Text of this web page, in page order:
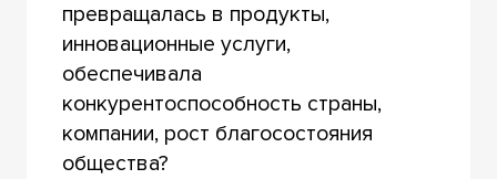
превращалась в продукты,
инновационные услуги,
обеспечивала
конкурентоспособность страны,
компании, рост благосостояния
общества?